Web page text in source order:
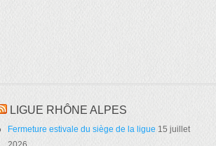
LIGUE RHÔNE ALPES
Fermeture estivale du siège de la ligue 15 juillet